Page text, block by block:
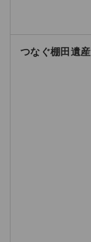
つなぐ棚田遺産